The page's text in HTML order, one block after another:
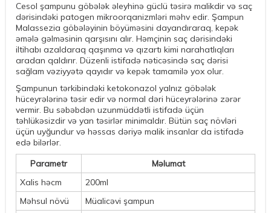
Cesol şampunu göbələk əleyhinə güclü təsirə malikdir və saç
dərisindəki patogen mikroorqanizmləri məhv edir. Şampun
Malassezia göbələyinin böyüməsini dayandıraraq, kepək
əmələ gəlməsinin qarşısını alır. Həmçinin saç dərisindəki
iltihabı azaldaraq qaşınma və qızartı kimi narahatlıqları
aradan qaldırır. Düzenli istifadə nəticəsində saç dərisi
sağlam vəziyyətə qayıdır və kepək tamamilə yox olur.
Şampunun tərkibindəki ketokonazol yalnız göbələk
hüceyrələrinə təsir edir və normal dəri hüceyrələrinə zərər
vermir. Bu səbəbdən uzunmüddətli istifadə üçün
təhlükəsizdir və yan təsirlər minimaldır. Bütün saç növləri
üçün uyğundur və həssas dəriyə malik insanlar da istifadə
edə bilərlər.
Parametr
Məlumat
Xalis həcm
200ml
Məhsul növü
Müalicəvi şampun